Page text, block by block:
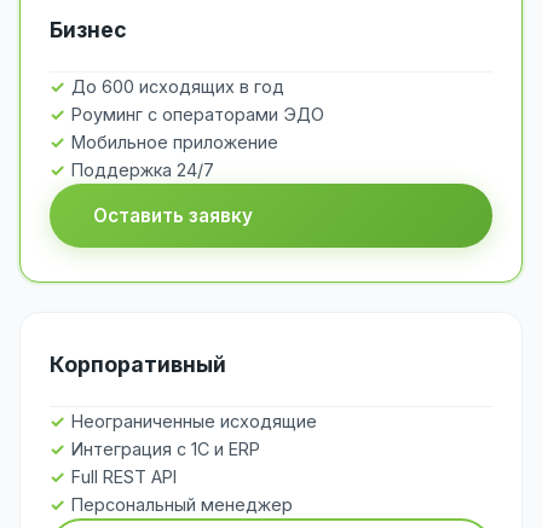
Бизнес
До 600 исходящих в год
Роуминг с операторами ЭДО
Мобильное приложение
Поддержка 24/7
Оставить заявку
Корпоративный
Неограниченные исходящие
Интеграция с 1С и ERP
Full REST API
Персональный менеджер